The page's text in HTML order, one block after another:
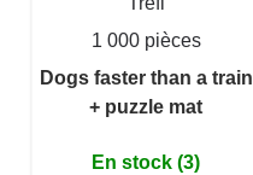
1 000 pièces
Dogs faster than a train
+ puzzle mat
En stock (3)